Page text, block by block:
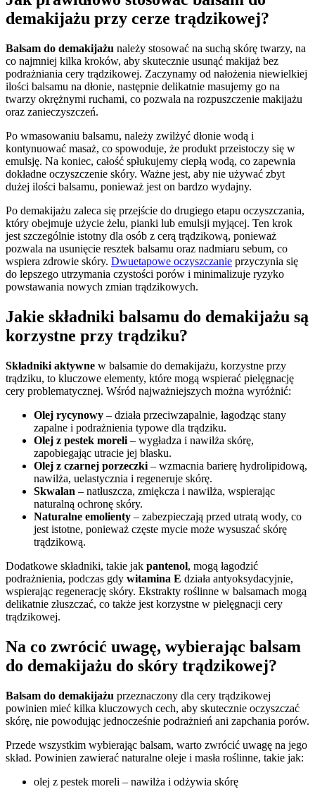
demakijażu przy cerze trądzikowej?
Balsam do demakijażu należy stosować na suchą skórę twarzy, na
co najmniej kilka kroków, aby skutecznie usunąć makijaż bez
podrażniania cery trądzikowej. Zaczynamy od nałożenia niewielkiej
ilości balsamu na dłonie, następnie delikatnie masujemy go na
twarzy okrężnymi ruchami, co pozwala na rozpuszczenie makijażu
oraz zanieczyszczeń.
Po wmasowaniu balsamu, należy zwilżyć dłonie wodą i
kontynuować masaż, co spowoduje, że produkt przeistoczy się w
emulsję. Na koniec, całość spłukujemy ciepłą wodą, co zapewnia
dokładne oczyszczenie skóry. Ważne jest, aby nie używać zbyt
dużej ilości balsamu, ponieważ jest on bardzo wydajny.
Po demakijażu zaleca się przejście do drugiego etapu oczyszczania,
który obejmuje użycie żelu, pianki lub emulsji myjącej. Ten krok
jest szczególnie istotny dla osób z cerą trądzikową, ponieważ
pozwala na usunięcie resztek balsamu oraz nadmiaru sebum, co
wspiera zdrowie skóry. Dwuetapowe oczyszczanie przyczynia się
do lepszego utrzymania czystości porów i minimalizuje ryzyko
powstawania nowych zmian trądzikowych.
Jakie składniki balsamu do demakijażu są
korzystne przy trądziku?
Składniki aktywne w balsamie do demakijażu, korzystne przy
trądziku, to kluczowe elementy, które mogą wspierać pielęgnację
cery problematycznej. Wśród najważniejszych można wyróżnić:
Olej rycynowy – działa przeciwzapalnie, łagodząc stany
zapalne i podrażnienia typowe dla trądziku.
Olej z pestek moreli – wygładza i nawilża skórę,
zapobiegając utracie jej blasku.
Olej z czarnej porzeczki – wzmacnia barierę hydrolipidową,
nawilża, uelastycznia i regeneruje skórę.
Skwalan – natłuszcza, zmiękcza i nawilża, wspierając
naturalną ochronę skóry.
Naturalne emolienty – zabezpieczają przed utratą wody, co
jest istotne, ponieważ częste mycie może wysuszać skórę
trądzikową.
Dodatkowe składniki, takie jak pantenol, mogą łagodzić
podrażnienia, podczas gdy witamina E działa antyoksydacyjnie,
wspierając regenerację skóry. Ekstrakty roślinne w balsamach mogą
delikatnie złuszczać, co także jest korzystne w pielęgnacji cery
trądzikowej.
Na co zwrócić uwagę, wybierając balsam
do demakijażu do skóry trądzikowej?
Balsam do demakijażu przeznaczony dla cery trądzikowej
powinien mieć kilka kluczowych cech, aby skutecznie oczyszczać
skórę, nie powodując jednocześnie podrażnień ani zapchania porów.
Przede wszystkim wybierając balsam, warto zwrócić uwagę na jego
skład. Powinien zawierać naturalne oleje i masła roślinne, takie jak:
olej z pestek moreli – nawilża i odżywia skórę